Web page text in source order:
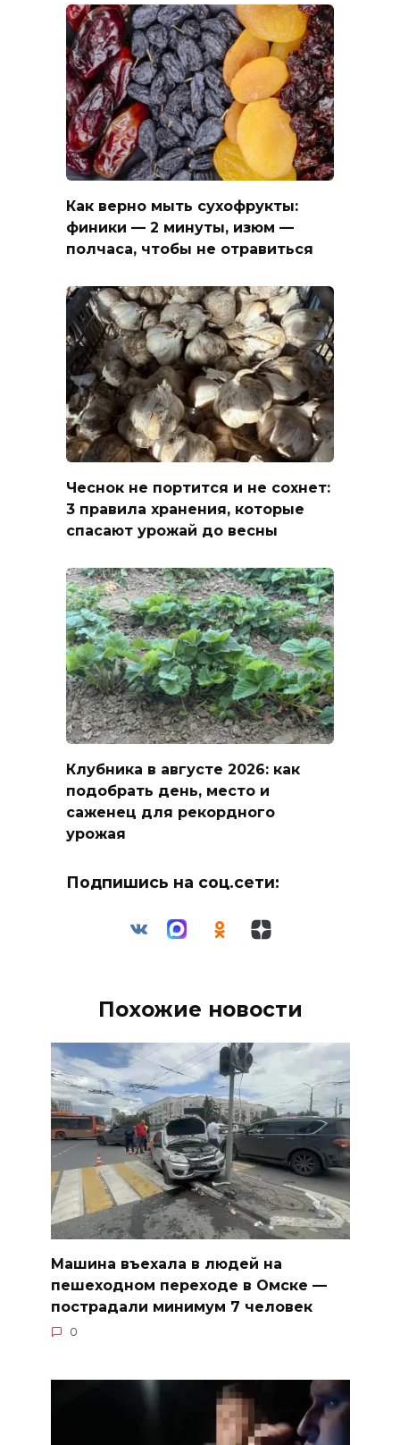
Как верно мыть сухофрукты:
финики — 2 минуты, изюм —
полчаса, чтобы не отравиться
Чеснок не портится и не сохнет:
3 правила хранения, которые
спасают урожай до весны
Клубника в августе 2026: как
подобрать день, место и
саженец для рекордного
урожая
Подпишись на соц.сети:
Похожие новости
Машина въехала в людей на
пешеходном переходе в Омске —
пострадали минимум 7 человек
0